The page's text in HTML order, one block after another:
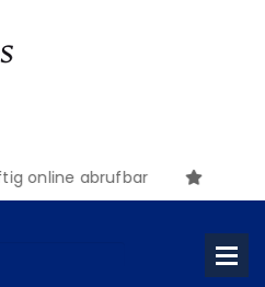
abrufbar